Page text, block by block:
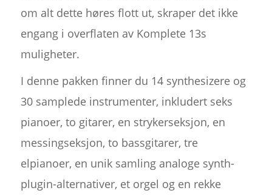
om alt dette høres flott ut, skraper det ikke
engang i overflaten av Komplete 13s
muligheter.
I denne pakken finner du 14 synthesizere og
30 samplede instrumenter, inkludert seks
pianoer, to gitarer, en strykerseksjon, en
messingseksjon, to bassgitarer, tre
elpianoer, en unik samling analoge synth-
plugin-alternativer, et orgel og en rekke